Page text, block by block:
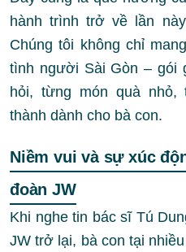
hành trình trở về lần
Chúng tôi không chỉ
tình người Sài Gòn – gói
hỏi, từng món quà
thành dành cho bà con.
Niềm vui và sự xúc
đoàn JW
Khi nghe tin bác sĩ Tú
JW trở lại, bà con tại